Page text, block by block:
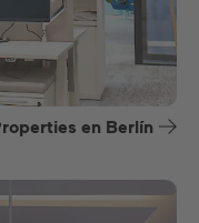
en Berlín